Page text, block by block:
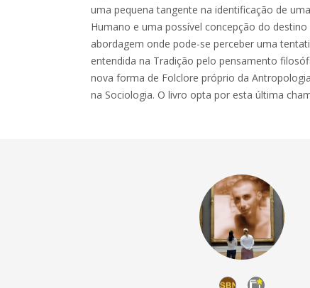
uma pequena tangente na identificação de
Humano e uma possível concepção do
abordagem onde pode-se perceber uma
entendida na Tradição pelo pensamento
nova forma de Folclore próprio da
na Sociologia. O livro opta por esta última